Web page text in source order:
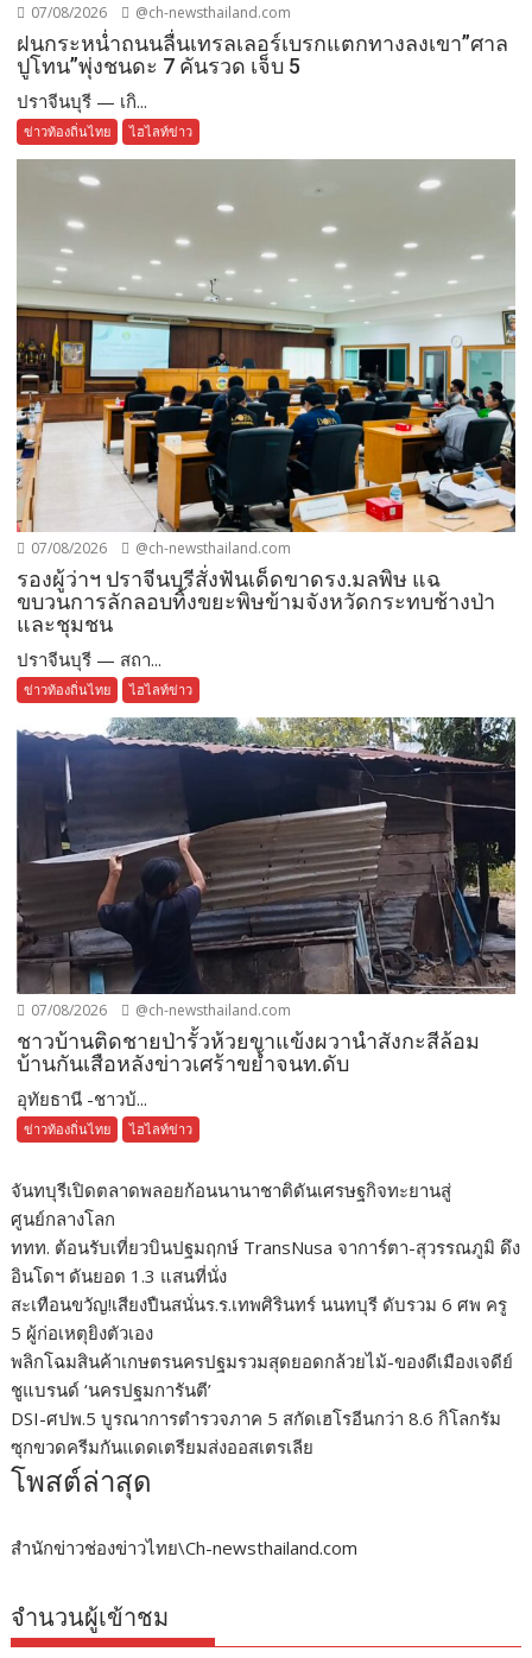
07/08/2026 @ch-newsthailand.com
ฝนกระหน่ำถนนลื่นเทรลเลอร์เบรกแตกทางลงเขา”ศาล
ปูโทน”พุ่งชนดะ 7 คันรวด เจ็บ 5
ปราจีนบุรี — เกิ...
ข่าวท้องถิ่นไทย ไฮไลท์ข่าว
07/08/2026 @ch-newsthailand.com
รองผู้ว่าฯ ปราจีนบุรีสั่งฟันเด็ดขาดรง.มลพิษ แฉ
ขบวนการลักลอบทิ้งขยะพิษข้ามจังหวัดกระทบช้างป่า
และชุมชน
ปราจีนบุรี — สถา...
ข่าวท้องถิ่นไทย ไฮไลท์ข่าว
07/08/2026 @ch-newsthailand.com
ชาวบ้านติดชายป่ารั้วห้วยขาแข้งผวานำสังกะสีล้อม
บ้านกันเสือหลังข่าวเศร้าขย้ำจนท.ดับ
อุทัยธานี -ชาวบ้...
ข่าวท้องถิ่นไทย ไฮไลท์ข่าว
จันทบุรีเปิดตลาดพลอยก้อนนานาชาติดันเศรษฐกิจทะยานสู่
ศูนย์กลางโลก
ททท. ต้อนรับเที่ยวบินปฐมฤกษ์ TransNusa จาการ์ตา-สุวรรณภูมิ ดึง
อินโดฯ ดันยอด 1.3 แสนที่นั่ง
สะเทือนขวัญ!เสียงปืนสนั่นร.ร.เทพศิรินทร์ นนทบุรี ดับรวม 6 ศพ ครู
5 ผู้ก่อเหตุยิงตัวเอง
พลิกโฉมสินค้าเกษตรนครปฐมรวมสุดยอดกล้วยไม้-ของดีเมืองเจดีย์
ชูแบรนด์ ‘นครปฐมการันตี’
DSI-ศปพ.5 บูรณาการตำรวจภาค 5 สกัดเฮโรอีนกว่า 8.6 กิโลกรัม
ซุกขวดครีมกันแดดเตรียมส่งออสเตรเลีย
โพสต์ล่าสุด
สำนักข่าวช่องข่าวไทย\Ch-newsthailand.com
จำนวนผู้เข้าชม